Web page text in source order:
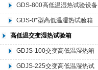
GDS-800高低温湿热试验设备
GDS-0*型高低温湿热试验箱
高低温交变湿热试验箱
GDJS-100交变高低温湿热箱
GDJS-225交变高低温湿热试